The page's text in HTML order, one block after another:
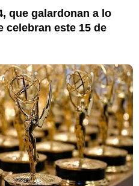
que galardonan a lo
celebran este 15 de